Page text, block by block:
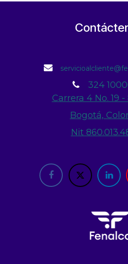
324
Carrera 4 No. 19
Bogotá,
Nit